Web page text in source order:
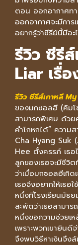
ตอน ออกอากาศท
ออกอากาศจะมีก
อยากรู้ว่าซีรีย์นี้มีอ
รีวิว ซีรี
Liar เรื่
รีวิว ซีรีส์เกาหลี
ของมกซอลฮี (คิมโ
สามารถพิเศษ ด้วย
คำโกหกได้” ความ
Cha Hyang Suk
Hee ตั้งครรภ์ เธอ
ลูกของเธอจะมีชีวิ
ว่าเมื่อมกซอลฮีเกิ
เธอจึงอยากให้เธอ
หนึ่งที่โรงเรียนมัธ
สะพัดว่าเธอสามา
หนึ่งขอความช่วยเห
เพราะพวกเขายิน
จึงพบวิธีหาเงินจึง